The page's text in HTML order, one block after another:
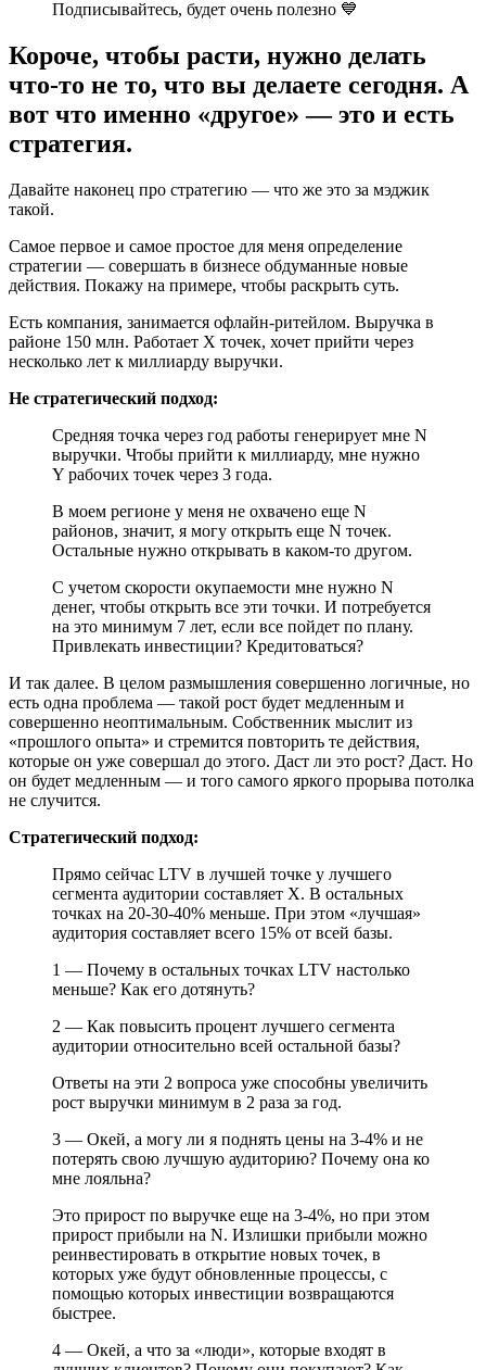
Подписывайтесь, будет очень полезно 💙
Короче, чтобы расти, нужно делать
что-то не то, что вы делаете сегодня. А
вот что именно «другое» — это и есть
стратегия.
Давайте наконец про стратегию — что же это за мэджик
такой.
Самое первое и самое простое для меня определение
стратегии — совершать в бизнесе обдуманные новые
действия. Покажу на примере, чтобы раскрыть суть.
Есть компания, занимается офлайн-ритейлом. Выручка в
районе 150 млн. Работает X точек, хочет прийти через
несколько лет к миллиарду выручки.
Не стратегический подход:
Средняя точка через год работы генерирует мне N
выручки. Чтобы прийти к миллиарду, мне нужно
Y рабочих точек через 3 года.
В моем регионе у меня не охвачено еще N
районов, значит, я могу открыть еще N точек.
Остальные нужно открывать в каком-то другом.
С учетом скорости окупаемости мне нужно N
денег, чтобы открыть все эти точки. И потребуется
на это минимум 7 лет, если все пойдет по плану.
Привлекать инвестиции? Кредитоваться?
И так далее. В целом размышления совершенно логичные, но
есть одна проблема — такой рост будет медленным и
совершенно неоптимальным. Собственник мыслит из
«прошлого опыта» и стремится повторить те действия,
которые он уже совершал до этого. Даст ли это рост? Даст. Но
он будет медленным — и того самого яркого прорыва потолка
не случится.
Стратегический подход:
Прямо сейчас LTV в лучшей точке у лучшего
сегмента аудитории составляет X. В остальных
точках на 20-30-40% меньше. При этом «лучшая»
аудитория составляет всего 15% от всей базы.
1 — Почему в остальных точках LTV настолько
меньше? Как его дотянуть?
2 — Как повысить процент лучшего сегмента
аудитории относительно всей остальной базы?
Ответы на эти 2 вопроса уже способны увеличить
рост выручки минимум в 2 раза за год.
3 — Окей, а могу ли я поднять цены на 3-4% и не
потерять свою лучшую аудиторию? Почему она ко
мне лояльна?
Это прирост по выручке еще на 3-4%, но при этом
прирост прибыли на N. Излишки прибыли можно
реинвестировать в открытие новых точек, в
которых уже будут обновленные процессы, с
помощью которых инвестиции возвращаются
быстрее.
4 — Окей, а что за «люди», которые входят в